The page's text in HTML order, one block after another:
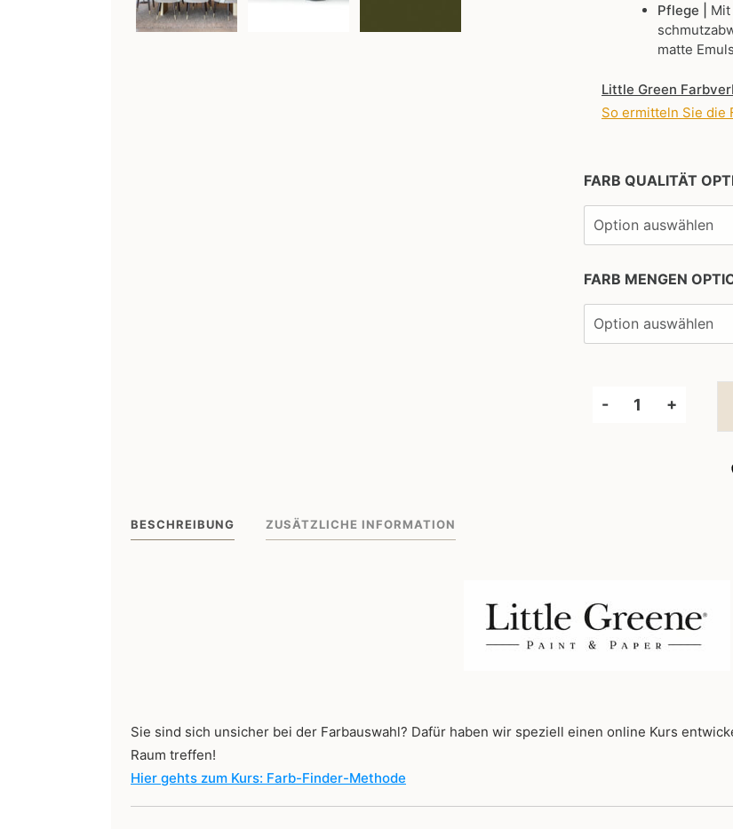
Pflege |
matte
Little Green
So ermitteln Sie die
FARB QUALITÄT
FARB MENGEN
-
Little
+
BESCHREIBUNG ZUSÄTZLICHE INFORMATION
Sie sind sich unsicher bei der Farbauswahl? Dafür haben wir speziell einen online Kurs
Raum treffen!
Hier gehts zum Kurs: Farb-Finder-Methode